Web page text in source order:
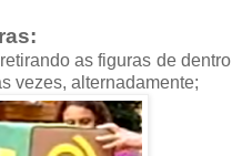
as figuras de dentro
vezes, alternadamente;